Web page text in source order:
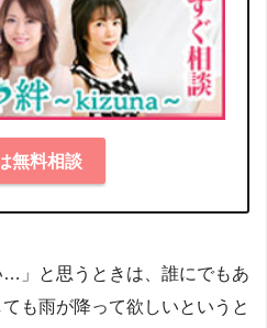
無料相談
…」と思うときは、誰にでもあ
も雨が降って欲しいというと